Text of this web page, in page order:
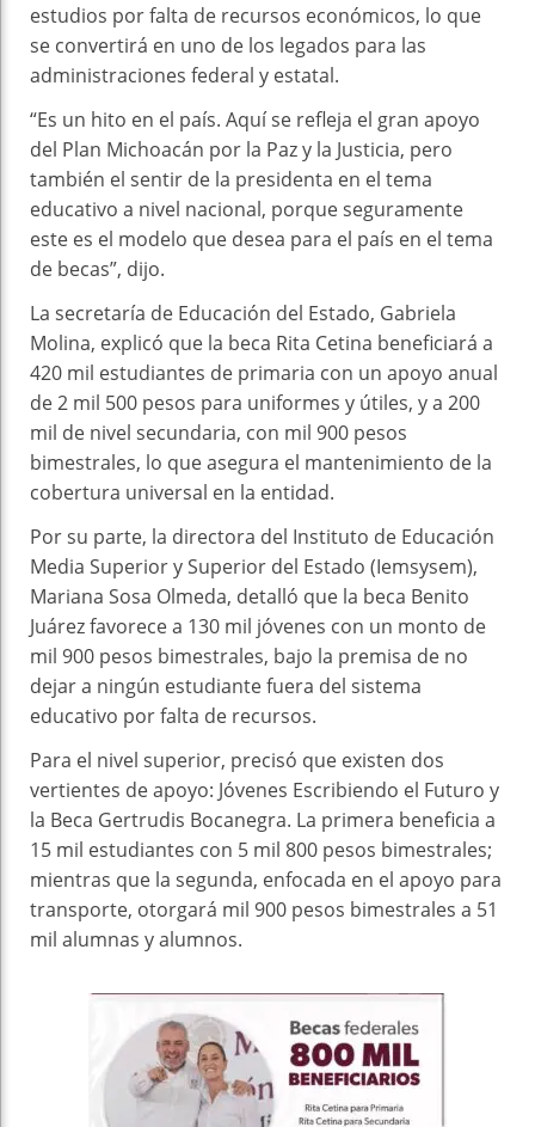
estudios por falta de recursos económicos, lo que
se convertirá en uno de los legados para las
administraciones federal y estatal.
“Es un hito en el país. Aquí se refleja el gran apoyo
del Plan Michoacán por la Paz y la Justicia, pero
también el sentir de la presidenta en el tema
educativo a nivel nacional, porque seguramente
este es el modelo que desea para el país en el tema
de becas”, dijo.
La secretaría de Educación del Estado, Gabriela
Molina, explicó que la beca Rita Cetina beneficiará a
420 mil estudiantes de primaria con un apoyo anual
de 2 mil 500 pesos para uniformes y útiles, y a 200
mil de nivel secundaria, con mil 900 pesos
bimestrales, lo que asegura el mantenimiento de la
cobertura universal en la entidad.
Por su parte, la directora del Instituto de Educación
Media Superior y Superior del Estado (Iemsysem),
Mariana Sosa Olmeda, detalló que la beca Benito
Juárez favorece a 130 mil jóvenes con un monto de
mil 900 pesos bimestrales, bajo la premisa de no
dejar a ningún estudiante fuera del sistema
educativo por falta de recursos.
Para el nivel superior, precisó que existen dos
vertientes de apoyo: Jóvenes Escribiendo el Futuro y
la Beca Gertrudis Bocanegra. La primera beneficia a
15 mil estudiantes con 5 mil 800 pesos bimestrales;
mientras que la segunda, enfocada en el apoyo para
transporte, otorgará mil 900 pesos bimestrales a 51
mil alumnas y alumnos.